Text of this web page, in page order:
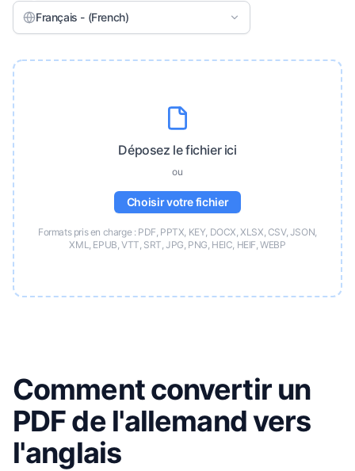
Français - (French)
Déposez le fichier ici
ou
Choisir votre fichier
Formats pris en charge : PDF, PPTX, KEY, DOCX, XLSX, CSV, JSON,
XML, EPUB, VTT, SRT, JPG, PNG, HEIC, HEIF, WEBP
Comment convertir un
PDF de l'allemand vers
l'anglais